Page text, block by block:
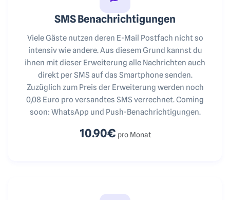
SMS Benachrichtigungen
Viele Gäste nutzen deren E-Mail Postfach nicht so
intensiv wie andere. Aus diesem Grund kannst du
ihnen mit dieser Erweiterung alle Nachrichten auch
direkt per SMS auf das Smartphone senden.
Zuzüglich zum Preis der Erweiterung werden noch
0,08 Euro pro versandtes SMS verrechnet. Coming
soon: WhatsApp und Push-Benachrichtigungen.
10.90€ pro Monat